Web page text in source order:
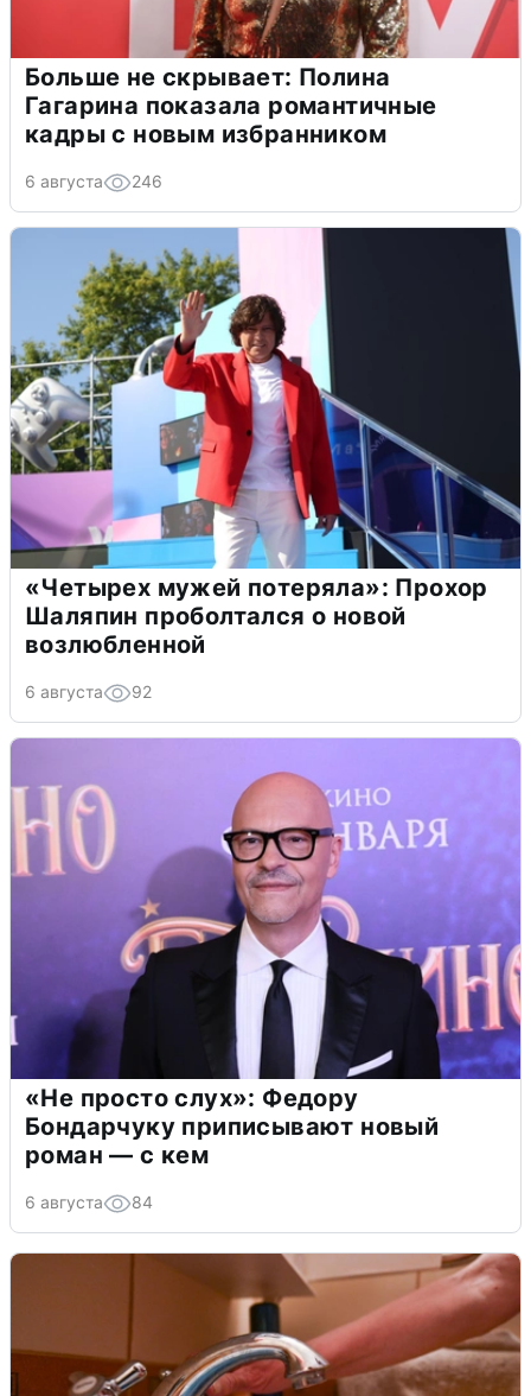
Больше не скрывает: Полина
Гагарина показала романтичные
кадры с новым избранником
6 августа 246
«Четырех мужей потеряла»: Прохор
Шаляпин проболтался о новой
возлюбленной
6 августа 92
«Не просто слух»: Федору
Бондарчуку приписывают новый
роман — с кем
6 августа 84